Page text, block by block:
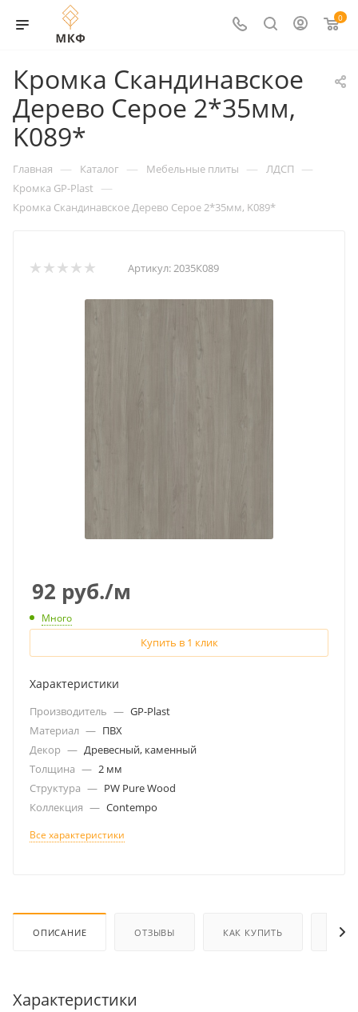
0
Кромка Скандинавское
Дерево Серое 2*35мм,
K089*
Главная — Каталог — Мебельные плиты — ЛДСП —
Кромка GP-Plast —
Кромка Скандинавское Дерево Серое 2*35мм, K089*
Артикул:2035К089
92 руб./м
Много
Купить в 1 клик
Характеристики
Производитель — GP-Plast
Материал — ПВХ
Декор — Древесный, каменный
Толщина — 2 мм
Структура — PW Pure Wood
Коллекция — Contempo
Все характеристики
ОПИСАНИЕ ОТЗЫВЫ КАК КУПИТЬ
Характеристики